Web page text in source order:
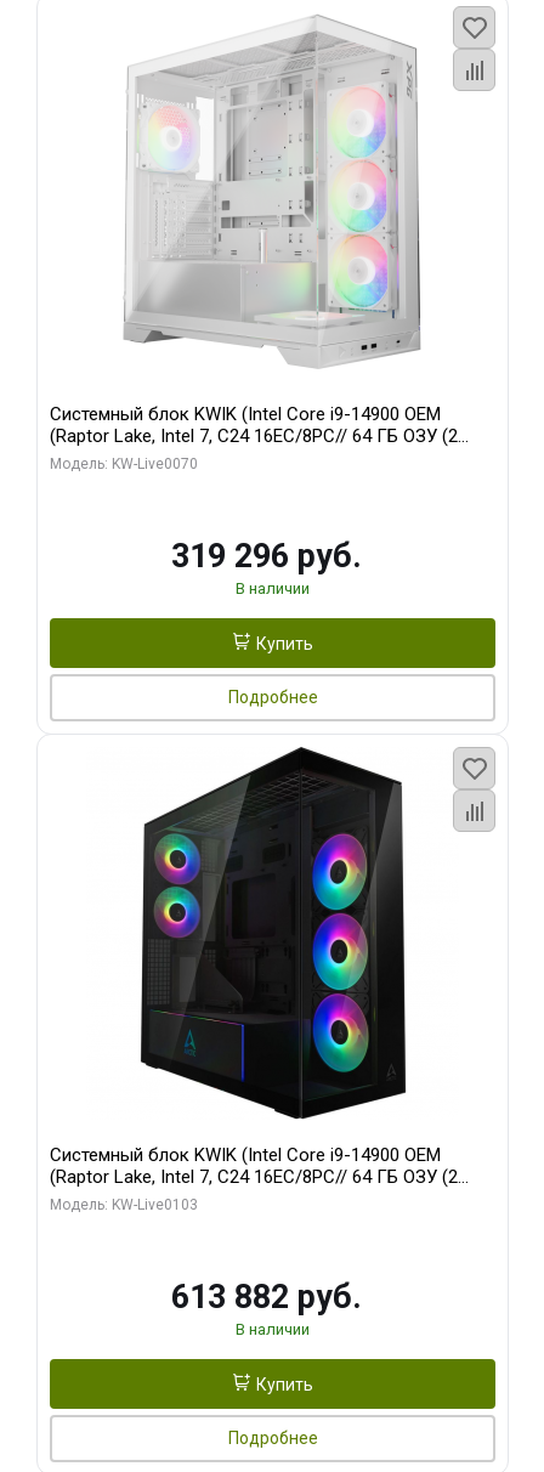
Системный блок KWIK (Intel Core i9-14900 OEM
(Raptor Lake, Intel 7, C24 16EC/8PC// 64 ГБ ОЗУ (2
модуля)/ Gigabyte RTX5080 XTREME WATERFORCE
Модель: KW-Live0070
319 296 руб.
В наличии
Купить
Подробнее
Системный блок KWIK (Intel Core i9-14900 OEM
(Raptor Lake, Intel 7, C24 16EC/8PC// 64 ГБ ОЗУ (2
модуля)/ Afox RTX4090 24GB GDDR6X 384-Bit 3xDP
Модель: KW-Live0103
613 882 руб.
В наличии
Купить
Подробнее